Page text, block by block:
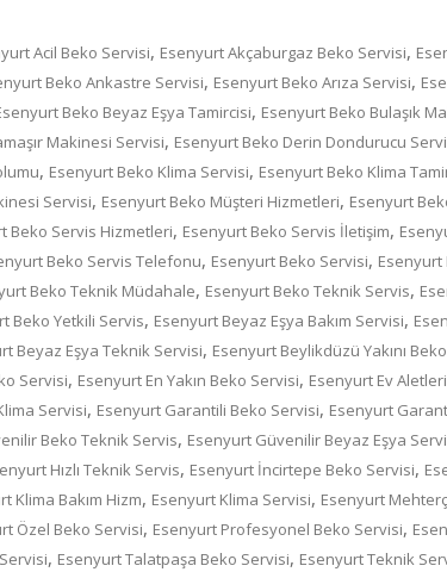
Acil Beko Servisi, Esenyurt Akçaburgaz Beko Servisi,
Beko Ankastre Servisi, Esenyurt Beko Arıza Servisi,
Beko Beyaz Eşya Tamircisi, Esenyurt Beko Bulaşık
Makinesi Servisi, Esenyurt Beko Derin Dondurucu
, Esenyurt Beko Klima Servisi, Esenyurt Beko Klima
Servisi, Esenyurt Beko Müşteri Hizmetleri, Esenyurt
Beko Servis Hizmetleri, Esenyurt Beko Servis İletişim,
Beko Servis Telefonu, Esenyurt Beko Servisi, Esenyurt
Beko Teknik Müdahale, Esenyurt Beko Teknik Servis,
Beko Yetkili Servis, Esenyurt Beyaz Eşya Bakım Servisi,
Beyaz Eşya Teknik Servisi, Esenyurt Beylikdüzü Yakını
Servisi, Esenyurt En Yakın Beko Servisi, Esenyurt Ev
Servisi, Esenyurt Garantili Beko Servisi, Esenyurt
Beko Teknik Servis, Esenyurt Güvenilir Beyaz Eşya
Hızlı Teknik Servis, Esenyurt İncirtepe Beko Servisi,
Klima Bakım Hizm, Esenyurt Klima Servisi, Esenyurt
Özel Beko Servisi, Esenyurt Profesyonel Beko Servisi,
, Esenyurt Talatpaşa Beko Servisi, Esenyurt Teknik